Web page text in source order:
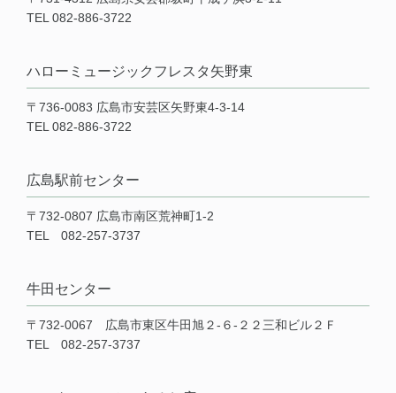
TEL 082-886-3722
ハローミュージックフレスタ矢野東
〒736-0083 広島市安芸区矢野東4-3-14
TEL 082-886-3722
広島駅前センター
〒732-0807 広島市南区荒神町1-2
TEL 082-257-3737
牛田センター
〒732-0067 広島市東区牛田旭２-６-２２三和ビル２Ｆ
TEL 082-257-3737